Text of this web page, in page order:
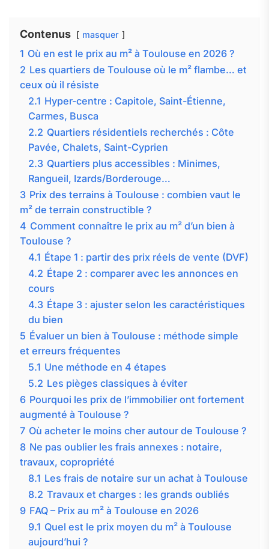
Contenus masquer
1 Où en est le prix au m² à Toulouse en 2026 ?
2 Les quartiers de Toulouse où le m² flambe… et
ceux où il résiste
2.1 Hyper-centre : Capitole, Saint-Étienne,
Carmes, Busca
2.2 Quartiers résidentiels recherchés : Côte
Pavée, Chalets, Saint-Cyprien
2.3 Quartiers plus accessibles : Minimes,
Rangueil, Izards/Borderouge…
3 Prix des terrains à Toulouse : combien vaut le
m² de terrain constructible ?
4 Comment connaître le prix au m² d’un bien à
Toulouse ?
4.1 Étape 1 : partir des prix réels de vente (DVF)
4.2 Étape 2 : comparer avec les annonces en
cours
4.3 Étape 3 : ajuster selon les caractéristiques
du bien
5 Évaluer un bien à Toulouse : méthode simple
et erreurs fréquentes
5.1 Une méthode en 4 étapes
5.2 Les pièges classiques à éviter
6 Pourquoi les prix de l’immobilier ont fortement
augmenté à Toulouse ?
7 Où acheter le moins cher autour de Toulouse ?
8 Ne pas oublier les frais annexes : notaire,
travaux, copropriété
8.1 Les frais de notaire sur un achat à Toulouse
8.2 Travaux et charges : les grands oubliés
9 FAQ – Prix au m² à Toulouse en 2026
9.1 Quel est le prix moyen du m² à Toulouse
aujourd’hui ?